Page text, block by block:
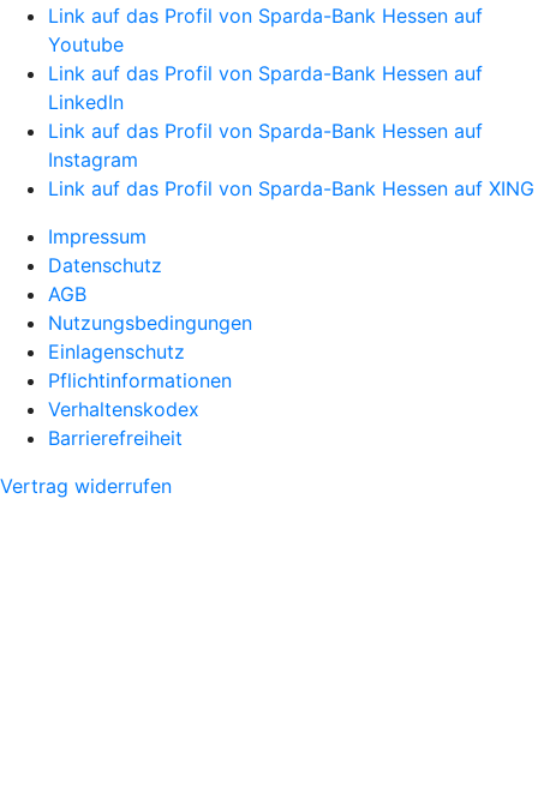
Link auf das Profil von Sparda-Bank Hessen auf
Youtube
Link auf das Profil von Sparda-Bank Hessen auf
LinkedIn
Link auf das Profil von Sparda-Bank Hessen auf
Instagram
Link auf das Profil von Sparda-Bank Hessen auf XING
Impressum
Datenschutz
AGB
Nutzungsbedingungen
Einlagenschutz
Pflichtinformationen
Verhaltenskodex
Barrierefreiheit
Vertrag widerrufen